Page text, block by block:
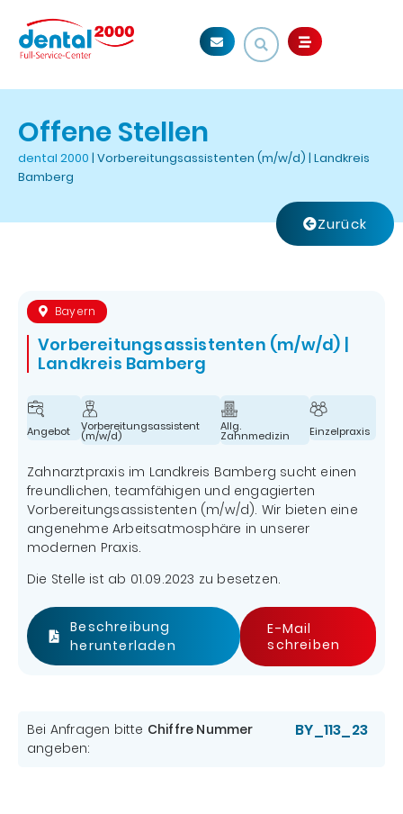
Offene Stellen
dental 2000 | Vorbereitungsassistenten (m/w/d) | Landkreis
Bamberg
Zurück
Bayern
Vorbereitungsassistenten (m/w/d) |
Landkreis Bamberg
Angebot Vorbereitungsassistent
(m/w/d)
Allg.
Zahnmedizin Einzelpraxis
Zahnarztpraxis im Landkreis Bamberg sucht einen
freundlichen, teamfähigen und engagierten
Vorbereitungsassistenten (m/w/d). Wir bieten eine
angenehme Arbeitsatmosphäre in unserer
modernen Praxis.
Die Stelle ist ab 01.09.2023 zu besetzen.
Beschreibung
herunterladen
E-Mail
schreiben
Bei Anfragen bitte Chiffre Nummer
angeben:
BY_113_23